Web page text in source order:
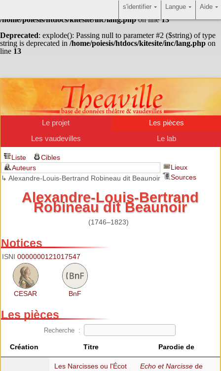
: Undefined array key "HTTP_ACCEPT_LANGUAGE" in
/home/poiesis/htdocs/kitesite/inc/lang.phpon line13
Deprecated: explode(): Passing null to parameter #2 ($string) of type
string is deprecated in /home/poiesis/htdocs/kitesite/inc/lang.php on
line 13
Le projet
Les pièces
Les vaudevilles
Le lab
Liste
Cibles
Auteurs
↳ Alexandre-Louis-Bertrand Robineau dit Beaunoir
Lieux
Sources
Alexandre-Louis-Bertrand
Robineau dit Beaunoir
(1746–1823)
Notices
ISNI0000000121017547
CESAR BnF
Les pièces
Recherche :
Création Titre Parodie de
Les Narcisses ou l'Écot
Echo et Narcissede
Aide
Langue
s'identifier